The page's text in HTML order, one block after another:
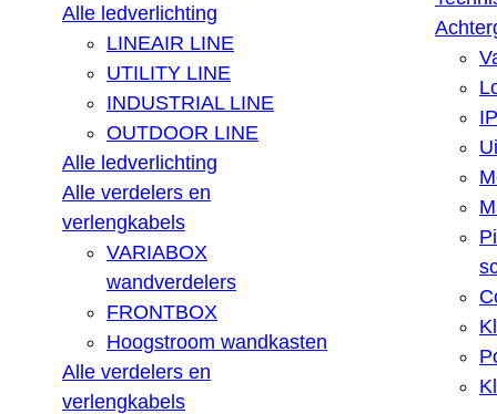
Alle ledverlichting
LINEAIR LINE
UTILITY LINE
INDUSTRIAL LINE
OUTDOOR LINE
Alle ledverlichting
Alle verdelers en
verlengkabels
VARIABOX
wandverdelers
FRONTBOX
Hoogstroom wandkasten
Alle verdelers en
verlengkabels